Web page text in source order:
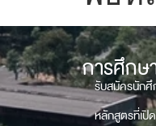
การศึกษ
รับสมัครนักศึ
หลักสูตรที่เปิ